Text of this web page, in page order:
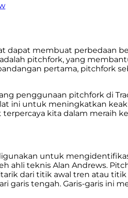
dapat membuat perbedaan
pitchfork, yang
pertama, pitchfork
penggunaan pitchfork di
ini untuk meningkatkan
kita dalam meraih
untuk
ahli teknis Alan Andrews.
dari titik awal tren atau
garis tengah. Garis-garis ini